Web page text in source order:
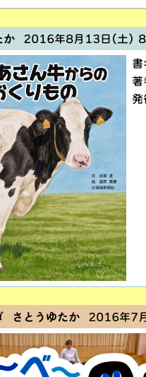
か2016年8月13日(土)
書
著
発
さとうゆたか2016年7